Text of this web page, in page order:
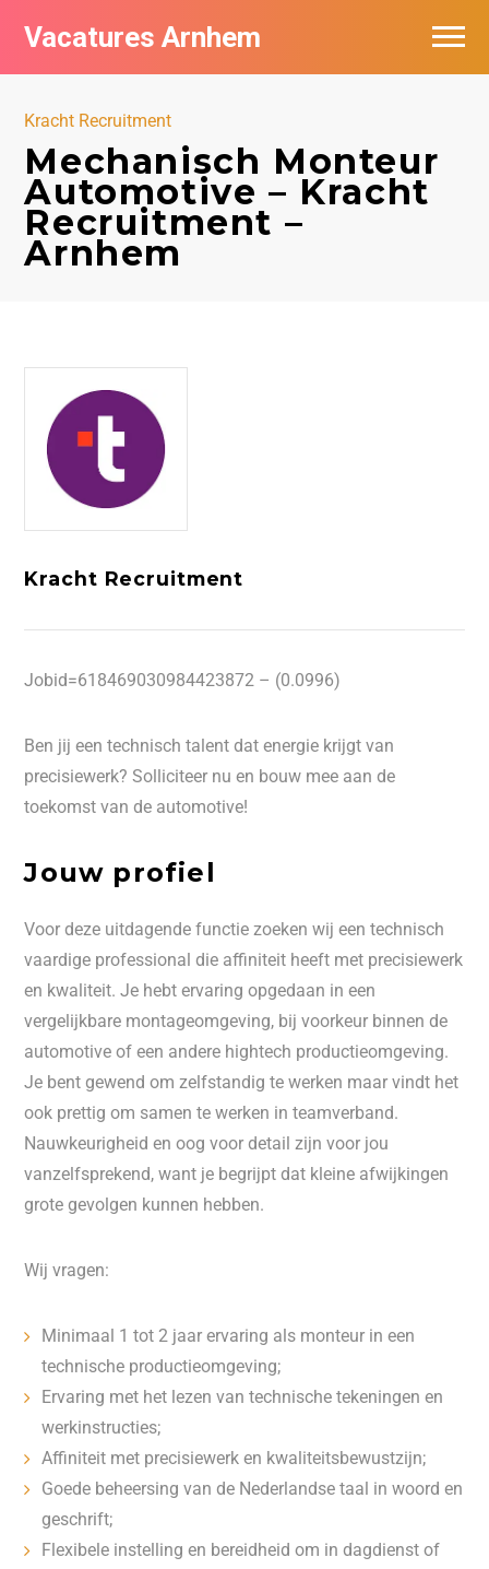
Vacatures Arnhem
Kracht Recruitment
Mechanisch Monteur
Automotive – Kracht
Recruitment –
Arnhem
Kracht Recruitment
Jobid=618469030984423872 – (0.0996)
Ben jij een technisch talent dat energie krijgt van
precisiewerk? Solliciteer nu en bouw mee aan de
toekomst van de automotive!
Jouw profiel
Voor deze uitdagende functie zoeken wij een technisch
vaardige professional die affiniteit heeft met precisiewerk
en kwaliteit. Je hebt ervaring opgedaan in een
vergelijkbare montageomgeving, bij voorkeur binnen de
automotive of een andere hightech productieomgeving.
Je bent gewend om zelfstandig te werken maar vindt het
ook prettig om samen te werken in teamverband.
Nauwkeurigheid en oog voor detail zijn voor jou
vanzelfsprekend, want je begrijpt dat kleine afwijkingen
grote gevolgen kunnen hebben.
Wij vragen:
Minimaal 1 tot 2 jaar ervaring als monteur in een
technische productieomgeving;
Ervaring met het lezen van technische tekeningen en
werkinstructies;
Affiniteit met precisiewerk en kwaliteitsbewustzijn;
Goede beheersing van de Nederlandse taal in woord en
geschrift;
Flexibele instelling en bereidheid om in dagdienst of
Vacatures per bedrijf in Arnhem